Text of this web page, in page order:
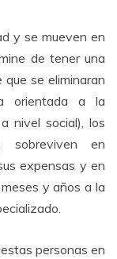
y se mueven en
de tener una
que se eliminaran
orientada a la
nivel social), los
sobreviven en
expensas y en
y años a la
personas en